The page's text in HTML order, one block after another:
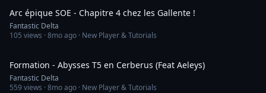
Arc épique SOE - Chapitre 4 chez les Gallente !
Fantastic Delta
105 views ·8mo ago · New Player & Tutorials
Formation - Abysses T5 en Cerberus (Feat Aeleys)
Fantastic Delta
559views ·8mo ago · New Player & Tutorials